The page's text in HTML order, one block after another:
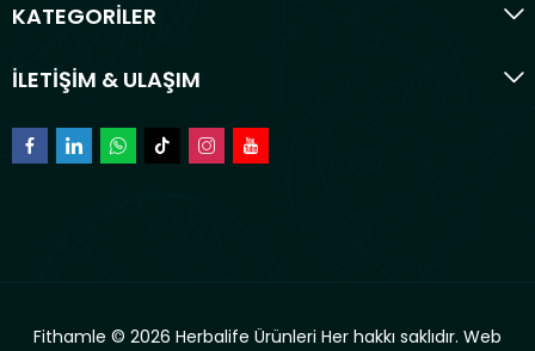
KATEGORİLER
İLETİŞİM & ULAŞIM
Fithamle © 2026 Herbalife Ürünleri Her hakkı saklıdır. Web